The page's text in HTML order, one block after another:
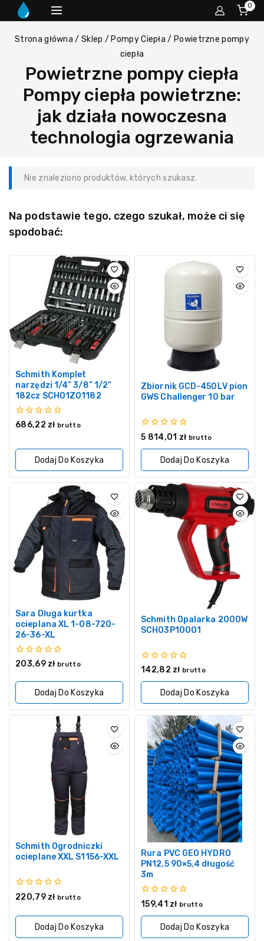
0
Strona główna / Sklep / Pompy Ciepła / Powietrzne pompy
ciepła
Powietrzne pompy ciepła
Pompy ciepła powietrzne:
jak działa nowoczesna
technologia ogrzewania
Nie znaleziono produktów, których szukasz.
Na podstawie tego, czego szukał, może ci się
spodobać:
Schmith Komplet
narzędzi 1/4” 3/8” 1/2”
182cz SCH01Z01182
0
686,22 zł brutto
Dodaj Do Koszyka
Zbiornik GCD-450LV pion
GWS Challenger 10 bar
0
5
5 814,01 zł brutto
Dodaj Do Koszyka
Sara Długa kurtka
ocieplana XL 1-08-720-
26-36-XL
0
5
203,69 zł brutto
Dodaj Do Koszyka
Schmith Opalarka 2000W
SCH03P10001
0
5
142,82 zł brutto
Dodaj Do Koszyka
Schmith Ogrodniczki
ocieplane XXL S1156-XXL
0
220,79 zł brutto
Dodaj Do Koszyka
Rura PVC GEO HYDRO
PN12,5 90×5,4 długość
3m
0
5
159,41 zł brutto
Dodaj Do Koszyka